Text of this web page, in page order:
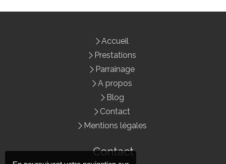
Accueil
Prestations
Parrainage
A propos
Blog
Contact
Mentions légales
Contact